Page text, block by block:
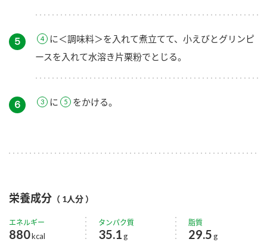
５
に＜調味料＞を入れて煮立てて、小えびとグリンピ
ースを入れて水溶き片栗粉でとじる。
６ に をかける。
栄養成分 （ 1人分 ）
エネルギー
880kcal
タンパク質
35.1 g
脂質
29.5 g